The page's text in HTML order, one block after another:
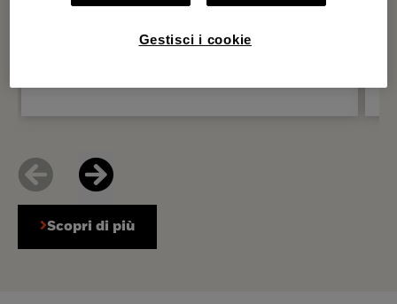
Scopri di più
Gestisci i cookie